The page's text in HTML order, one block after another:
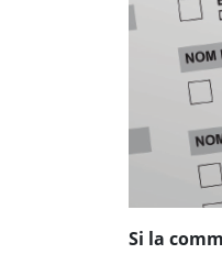
Si la